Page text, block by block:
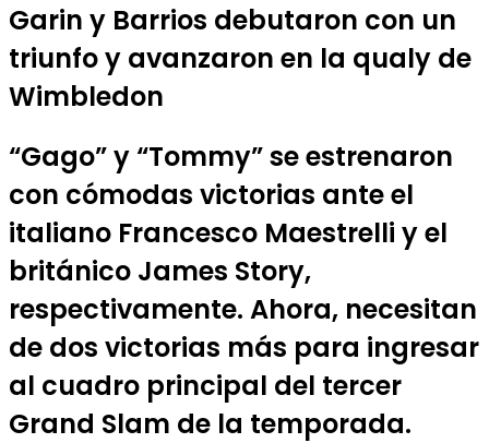
Garin y Barrios debutaron con un
triunfo y avanzaron en la qualy de
Wimbledon
“Gago” y “Tommy” se estrenaron
con cómodas victorias ante el
italiano Francesco Maestrelli y el
británico James Story,
respectivamente. Ahora, necesitan
de dos victorias más para ingresar
al cuadro principal del tercer
Grand Slam de la temporada.